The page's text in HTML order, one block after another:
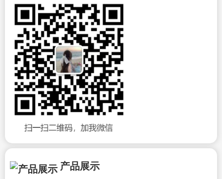
产品展示